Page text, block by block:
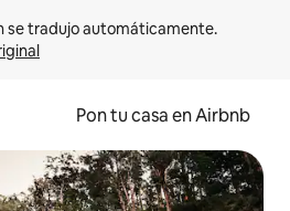
Pon tu casa en Airbnb